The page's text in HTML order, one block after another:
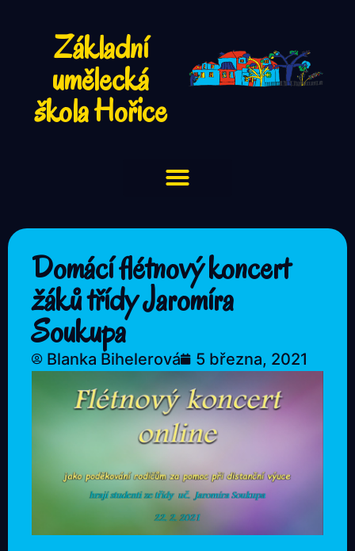
Základní
umělecká
škola Hořice
Domácí flétnový koncert
žáků třídy Jaromíra
Soukupa
Blanka Bihelerová 5 března, 2021